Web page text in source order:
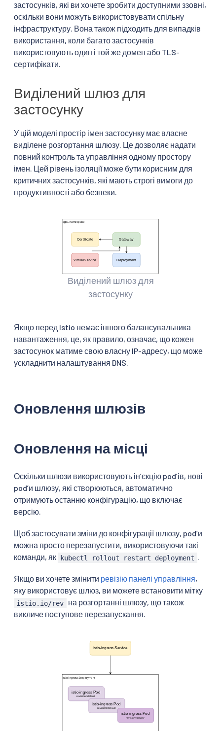
застосунків, які ви хочете зробити доступними ззовні,
оскільки вони можуть використовувати спільну
інфраструктуру. Вона також підходить для випадків
використання, коли багато застосунків
використовують один і той же домен або TLS-
сертифікати.
Виділений шлюз для
застосунку
У цій моделі простір імен застосунку має власне
виділене розгортання шлюзу. Це дозволяє надати
повний контроль та управління одному простору
імен. Цей рівень ізоляції може бути корисним для
критичних застосунків, які мають строгі вимоги до
продуктивності або безпеки.
Виділений шлюз для
застосунку
Якщо перед Istio немає іншого балансувальника
навантаження, це, як правило, означає, що кожен
застосунок матиме свою власну IP-адресу, що може
ускладнити налаштування DNS.
Оновлення шлюзів
Оновлення на місці
Оскільки шлюзи використовують інʼєкцію podʼів, нові
podʼи шлюзу, які створюються, автоматично
отримують останню конфігурацію, що включає
версію.
Щоб застосувати зміни до конфігурації шлюзу, podʼи
можна просто перезапустити, використовуючи такі
команди, як kubectl rollout restart deployment .
Якщо ви хочете змінити ревізію панелі управління,
яку використовує шлюз, ви можете встановити мітку
istio.io/rev
на розгортанні шлюзу, що також
викличе поступове перезапускання.